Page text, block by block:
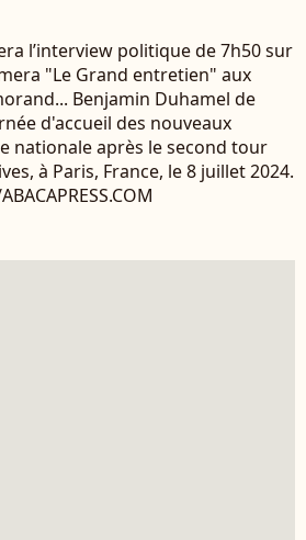
l’interview politique de 7h50 sur
"Le Grand entretien" aux
Benjamin Duhamel de
d'accueil des nouveaux
nationale après le second tour
à Paris, France, le 8 juillet 2024.